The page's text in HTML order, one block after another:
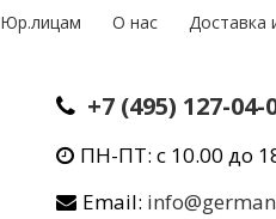
Юр.лицам О нас Доставка
+7 (495) 127-04-
ПН-ПТ: с 10.00 до
Email: